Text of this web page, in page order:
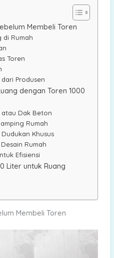
Membeli Toren
di Rumah
Toren
Produsen
dengan Toren 1000
atau Dak Beton
Rumah
Khusus
Rumah
Efisiensi
Liter untuk Ruang
Membeli Toren